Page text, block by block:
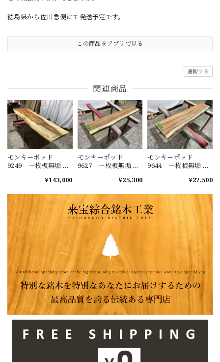
徳島県から佐川急便にて発送予定です。
この商品をアプリで見る
通報する
関連商品
モンキーポッド
9249 一枚板無垢 乾
ｘ43mm 天板のみ
ーテーブル ダイニ
ングテーブル
¥143,000
モンキーポッド
9627 一枚板無垢 乾
ｘ40mm カウンタ
ル ダイニングテー
ブル
¥25,300
モンキーポッド
9644 一枚板無垢 乾
ｘ50mm カウンタ
ル ダイニングテー
ブル
¥27,500